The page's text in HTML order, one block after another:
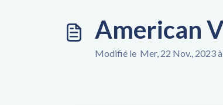
American
Modifié le Mer, 22 Nov., 2023